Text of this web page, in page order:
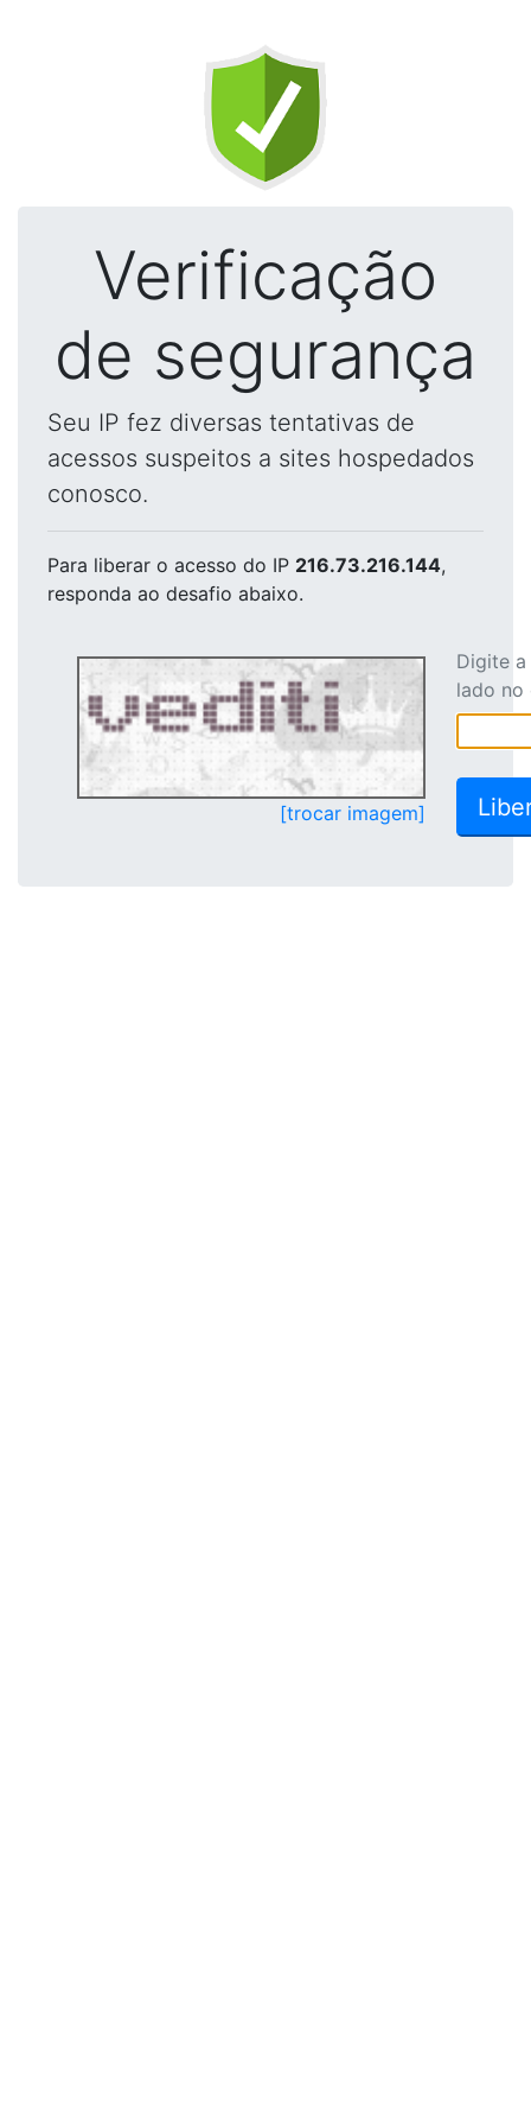
Verificação
de segurança
Seu IP fez diversas tentativas de
acessos suspeitos a sites hospedados
conosco.
Para liberar o acesso do IP 216.73.216.144,
responda ao desafio abaixo.
[trocar imagem]
Digite
lado no